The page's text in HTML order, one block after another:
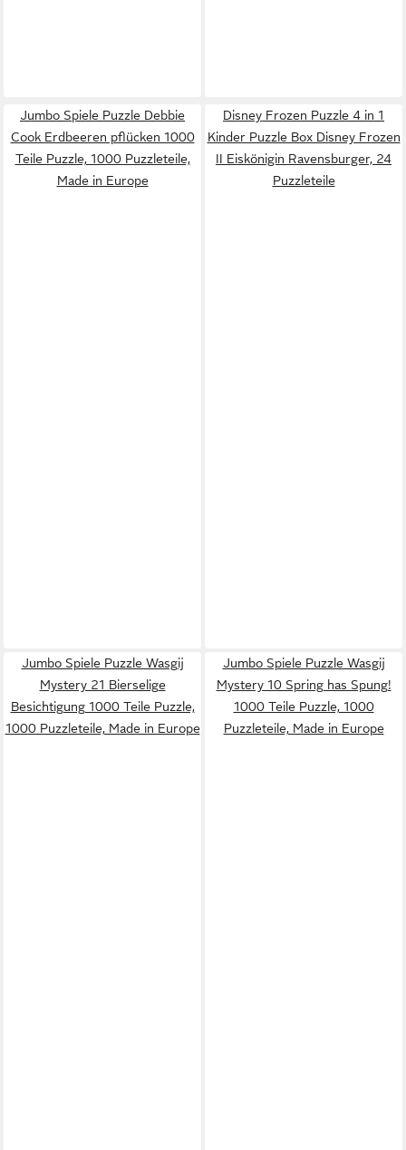
Jumbo Spiele Puzzle Debbie
Cook Erdbeeren pflücken 1000
Teile Puzzle, 1000 Puzzleteile,
Made in Europe
Disney Frozen Puzzle 4 in 1
Kinder Puzzle Box Disney Frozen
II Eiskönigin Ravensburger, 24
Puzzleteile
Jumbo Spiele Puzzle Wasgij
Mystery 21 Bierselige
Besichtigung 1000 Teile Puzzle,
1000 Puzzleteile, Made in Europe
Jumbo Spiele Puzzle Wasgij
Mystery 10 Spring has Spung!
1000 Teile Puzzle, 1000
Puzzleteile, Made in Europe